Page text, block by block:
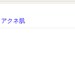
アクネ肌